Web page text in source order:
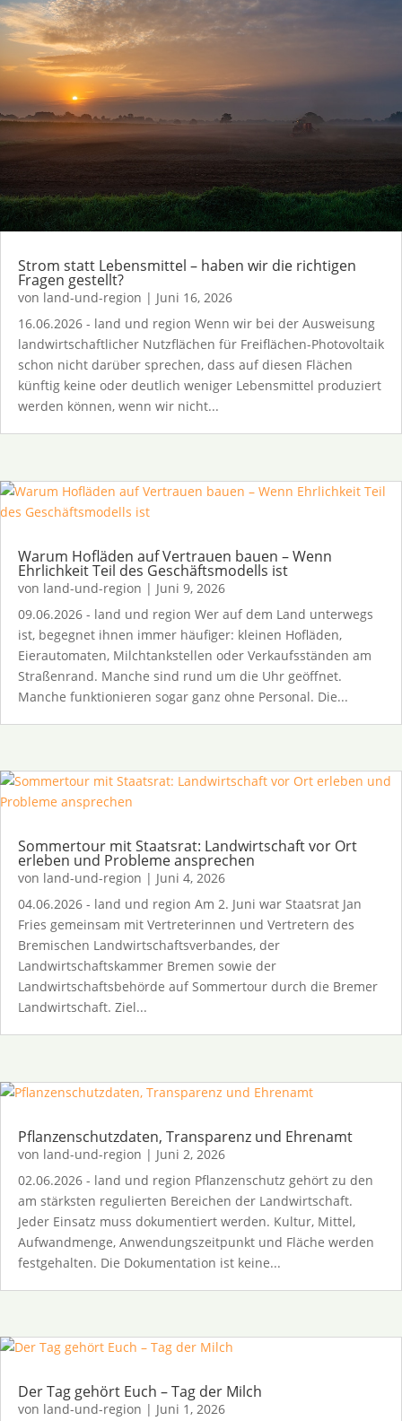
Strom statt Lebensmittel – haben wir die richtigen
Fragen gestellt?
von land-und-region | Juni 16, 2026
16.06.2026 - land und region Wenn wir bei der Ausweisung
landwirtschaftlicher Nutzflächen für Freiflächen-Photovoltaik
schon nicht darüber sprechen, dass auf diesen Flächen
künftig keine oder deutlich weniger Lebensmittel produziert
werden können, wenn wir nicht...
Warum Hofläden auf Vertrauen bauen – Wenn
Ehrlichkeit Teil des Geschäftsmodells ist
von land-und-region | Juni 9, 2026
09.06.2026 - land und region Wer auf dem Land unterwegs
ist, begegnet ihnen immer häufiger: kleinen Hofläden,
Eierautomaten, Milchtankstellen oder Verkaufsständen am
Straßenrand. Manche sind rund um die Uhr geöffnet.
Manche funktionieren sogar ganz ohne Personal. Die...
Sommertour mit Staatsrat: Landwirtschaft vor Ort
erleben und Probleme ansprechen
von land-und-region | Juni 4, 2026
04.06.2026 - land und region Am 2. Juni war Staatsrat Jan
Fries gemeinsam mit Vertreterinnen und Vertretern des
Bremischen Landwirtschaftsverbandes, der
Landwirtschaftskammer Bremen sowie der
Landwirtschaftsbehörde auf Sommertour durch die Bremer
Landwirtschaft. Ziel...
Pflanzenschutzdaten, Transparenz und Ehrenamt
von land-und-region | Juni 2, 2026
02.06.2026 - land und region Pflanzenschutz gehört zu den
am stärksten regulierten Bereichen der Landwirtschaft.
Jeder Einsatz muss dokumentiert werden. Kultur, Mittel,
Aufwandmenge, Anwendungszeitpunkt und Fläche werden
festgehalten. Die Dokumentation ist keine...
Der Tag gehört Euch – Tag der Milch
von land-und-region | Juni 1, 2026